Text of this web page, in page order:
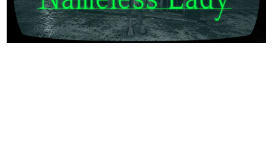
若ゲのいたり〜ゲームクリエイターの青春〜
『うつヌケ』『ペンと箸』等で知られるマンガ家・田中圭
一先生によるゲーム業界レポートマンガです。